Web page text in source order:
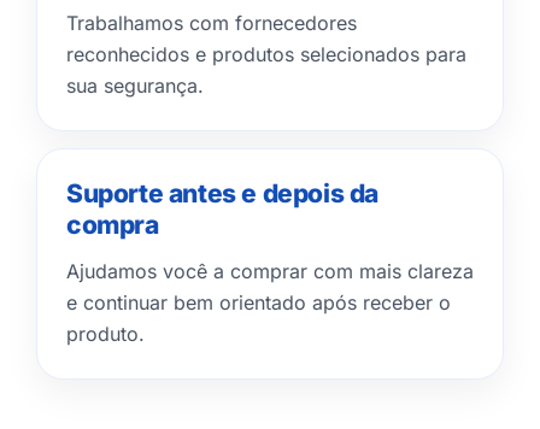
Trabalhamos com fornecedores
reconhecidos e produtos selecionados para
sua segurança.
Suporte antes e depois da
compra
Ajudamos você a comprar com mais clareza
e continuar bem orientado após receber o
produto.